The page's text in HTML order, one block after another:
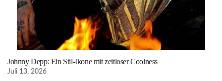
Johnny Depp: Ein Stil-Ikone mit zeitloser Coolness
Juli 13, 2026